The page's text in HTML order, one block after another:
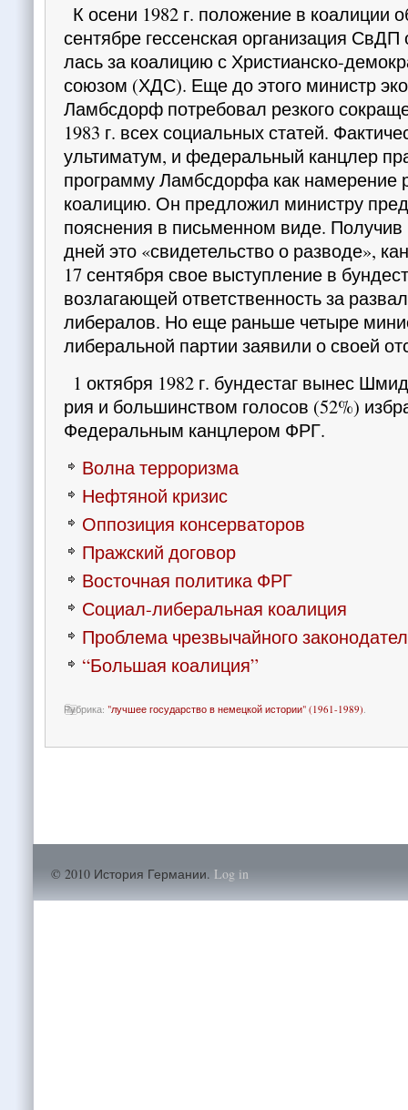
К осени 1982 г. положение в коалиции
сентябре гессенская организация
лась за коалицию с Христианско-
союзом (ХДС). Еще до этого министр
Ламбсдорф потре­бовал резкого
1983 г. всех социаль­ных статей.
ультиматум, и федеральный канцлер
программу Ламбсдорфа как на­мерение
коалицию. Он предложил министру
пояснения в письменном виде. Получив
дней это «свидетельство о разводе»,
17 сентября свое выступление в
возла­гающей ответственность за
либералов. Но еще раньше четыре
либеральной партии заявили о своей
1 октября 1982 г. бундестаг вынес
рия и большинством голосов (52%)
Федераль­ным канцлером ФРГ.
Волна терроризма
Нефтяной кризис
Оппозиция консерваторов
Пражский договор
Восточная политика ФРГ
Социал-либеральная коалиция
Проблема чрезвычайного
“Большая коалиция”
Рубрика: "лучшее государство в немецкой истории" (1961-1989).
© 2010 История Германии. Log in